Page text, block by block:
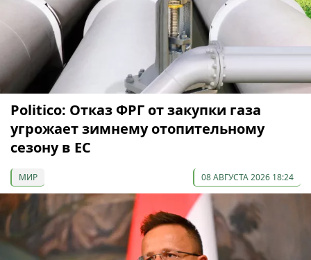
Politico: Отказ ФРГ от закупки газа
угрожает зимнему отопительному
сезону в ЕС
МИР 08 АВГУСТА 2026 18:24